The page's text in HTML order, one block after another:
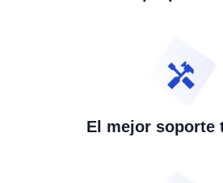
El mejor soporte